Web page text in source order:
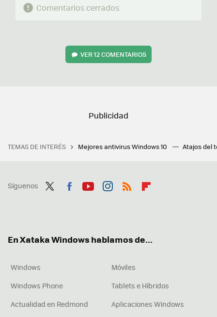
Comentarios cerrados
VER12 COMENTARIOS
TEMAS DE INTERÉS Mejores antivirus Windows 10 Atajos del
Síguenos
En Xataka Windows hablamos de...
Windows
Móviles
Windows Phone
Tablets e Híbridos
Actualidad en Redmond
Aplicaciones Windows